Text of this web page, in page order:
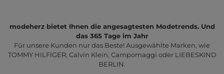
modeherz bietet Ihnen die angesagtesten Modetrends. Und
das 365 Tage im Jahr
Für unsere Kunden nur das Beste! Ausgewählte Marken, wie
TOMMY HILFIGER, Calvin Klein, Campomaggi oder LIEBESKIND
BERLIN.